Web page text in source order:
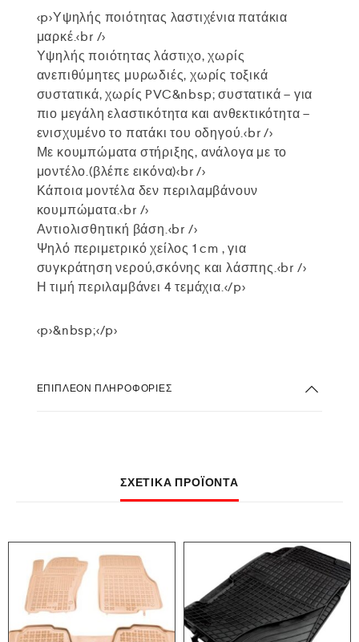
<p>Υψηλής ποιότητας λαστιχένια πατάκια
μαρκέ.<br />
Υψηλής ποιότητας λάστιχο, χωρίς
ανεπιθύμητες μυρωδιές, χωρίς τοξικά
συστατικά, χωρίς PVC&nbsp; συστατικά – για
πιο μεγάλη ελαστικότητα και ανθεκτικότητα –
ενισχυμένο το πατάκι του οδηγού.<br />
Με κουμπώματα στήριξης, ανάλογα με το
μοντέλο.(βλέπε εικόνα)<br />
Κάποια μοντέλα δεν περιλαμβάνουν
κουμπώματα.<br />
Αντιολισθητική βάση.<br />
Ψηλό περιμετρικό χείλος 1 cm , για
συγκράτηση νερού,σκόνης και λάσπης.<br />
Η τιμή περιλαμβάνει 4 τεμάχια.</p>
<p>&nbsp;</p>
ΕΠΙΠΛΈΟΝ ΠΛΗΡΟΦΟΡΊΕΣ
ΣΧΕΤΙΚΆ ΠΡΟΪΌΝΤΑ